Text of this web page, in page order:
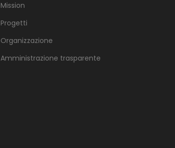
Mission
Progetti
Organizzazione
Amministrazione trasparente